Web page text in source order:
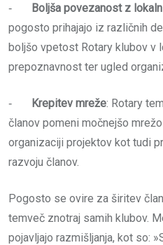
‐ Boljša povezanost z
pogosto prihajajo iz različnih
boljšo vpetost Rotary klubov v
prepoznavnost ter ugled
‐ Krepitev mreže: Rotary
članov pomeni močnejšo
organizaciji projektov kot tudi
razvoju članov.
Pogosto se ovire za širitev
temveč znotraj samih klubov.
pojavljajo razmišljanja, kot so: